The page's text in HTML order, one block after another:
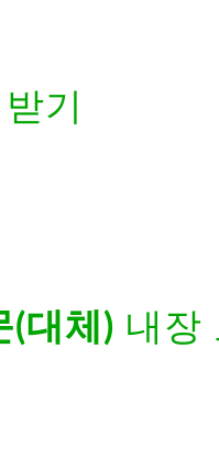
기
(대체) 내장